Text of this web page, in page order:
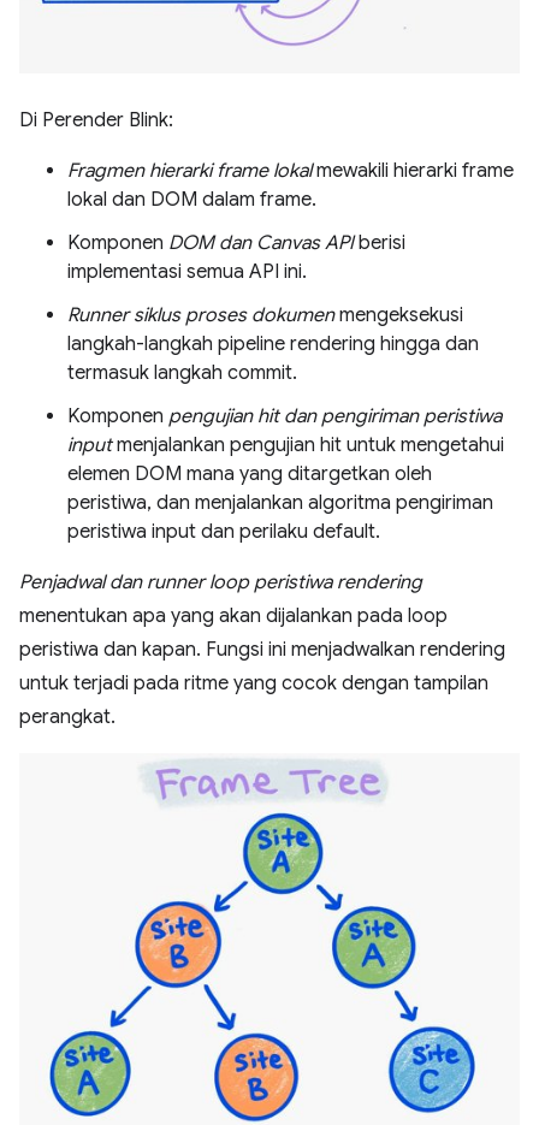
Di Perender Blink:
Fragmen hierarki frame lokalmewakili hierarki frame
lokal dan DOM dalam frame.
Komponen DOM dan Canvas APIberisi
implementasi semua API ini.
Runner siklus proses dokumenmengeksekusi
langkah-langkah pipeline rendering hingga dan
termasuk langkah commit.
Komponen pengujian hit dan pengiriman peristiwa
inputmenjalankan pengujian hit untuk mengetahui
elemen DOM mana yang ditargetkan oleh
peristiwa, dan menjalankan algoritma pengiriman
peristiwa input dan perilaku default.
Penjadwal dan runner loop peristiwa rendering
menentukan apa yang akan dijalankan pada loop
peristiwa dan kapan. Fungsi ini menjadwalkan rendering
untuk terjadi pada ritme yang cocok dengan tampilan
perangkat.